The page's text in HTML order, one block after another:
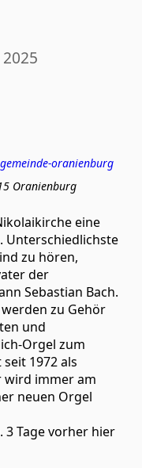
oranienburg
Oranienburg
eine
Unterschiedlichste
zu hören,
der
Sebastian Bach.
zu Gehör
und
Orgel zum
1972 als
wird immer am
neuen Orgel
3 Tage vorher hier